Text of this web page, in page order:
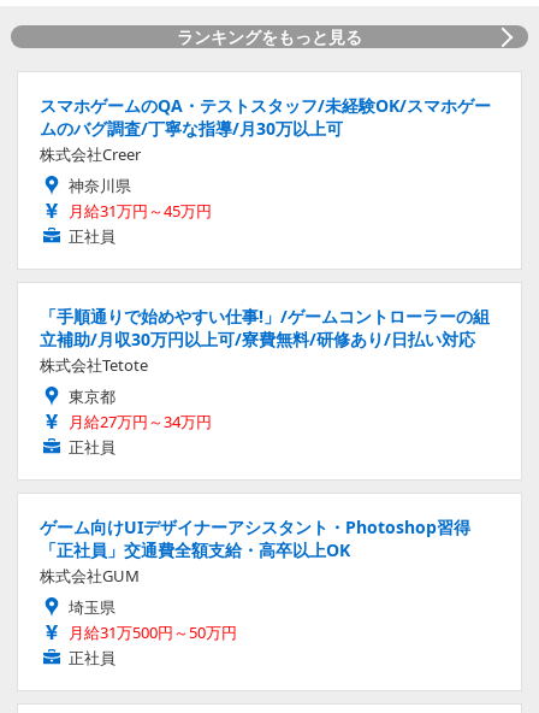
ランキングをもっと見る
スマホゲームのQA・テストスタッフ/未経験OK/スマホゲー
ムのバグ調査/丁寧な指導/月30万以上可
株式会社Creer
神奈川県
月給31万円～45万円
正社員
「手順通りで始めやすい仕事!」/ゲームコントローラーの組
立補助/月収30万円以上可/寮費無料/研修あり/日払い対応
株式会社Tetote
東京都
月給27万円～34万円
正社員
ゲーム向けUIデザイナーアシスタント・Photoshop習得
「正社員」交通費全額支給・高卒以上OK
株式会社GUM
埼玉県
月給31万500円～50万円
正社員